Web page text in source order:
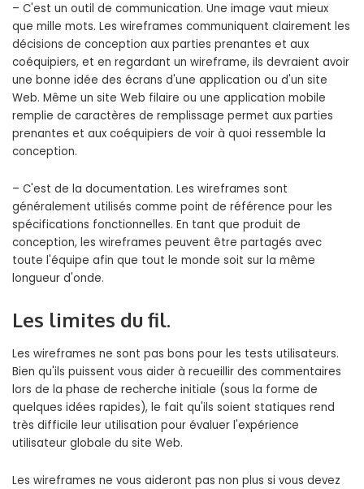
– C'est un outil de communication. Une image vaut mieux
que mille mots. Les wireframes communiquent clairement les
décisions de conception aux parties prenantes et aux
coéquipiers, et en regardant un wireframe, ils devraient avoir
une bonne idée des écrans d'une application ou d'un site
Web. Même un site Web filaire ou une application mobile
remplie de caractères de remplissage permet aux parties
prenantes et aux coéquipiers de voir à quoi ressemble la
conception.
– C'est de la documentation. Les wireframes sont
généralement utilisés comme point de référence pour les
spécifications fonctionnelles. En tant que produit de
conception, les wireframes peuvent être partagés avec
toute l'équipe afin que tout le monde soit sur la même
longueur d'onde.
Les limites du fil.
Les wireframes ne sont pas bons pour les tests utilisateurs.
Bien qu'ils puissent vous aider à recueillir des commentaires
lors de la phase de recherche initiale (sous la forme de
quelques idées rapides), le fait qu'ils soient statiques rend
très difficile leur utilisation pour évaluer l'expérience
utilisateur globale du site Web.
Les wireframes ne vous aideront pas non plus si vous devez